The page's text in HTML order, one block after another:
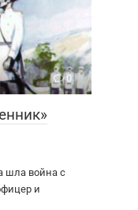
0
шла война с
и